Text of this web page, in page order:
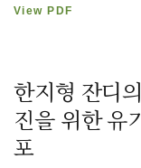
View PDF
한지형 잔디
진을 위한 유
포